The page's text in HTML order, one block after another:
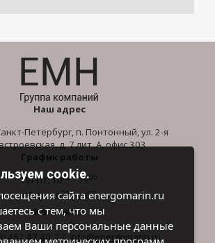
Наш адрес
Петербург, п. Понтонный, ул. 2-я
д. 7 лит. А, офис 303
График работы
Пн-Пт: 1000- 1900
Сб-Вс: 1000- 1600
Контакты
462 47 40 info@energomarin.ru
cookie.
сайта energomarin.ru
с тем, что мы
Ваши персональные данные